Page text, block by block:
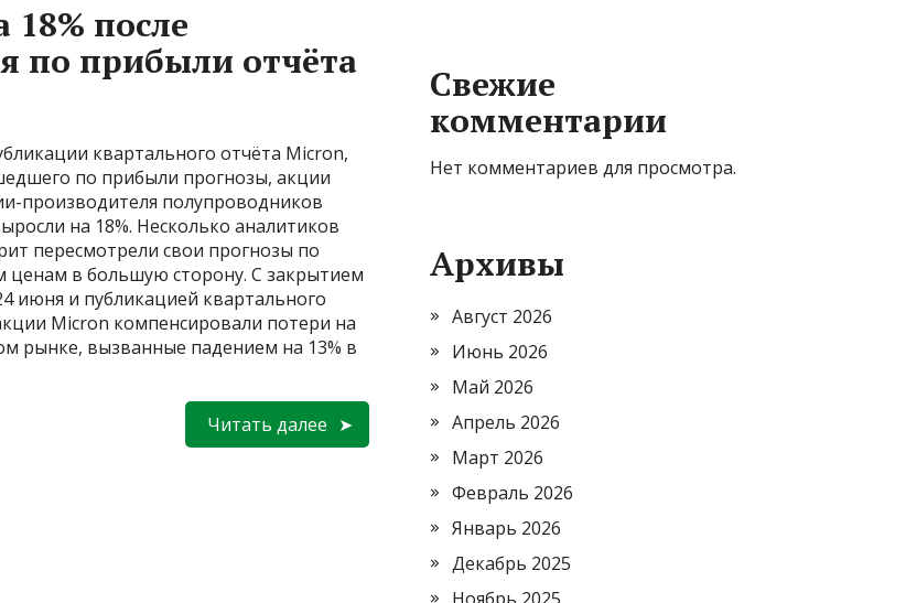
после
по прибыли отчёта
квартального отчёта Micron,
по прибыли прогнозы, акции
производителя полупроводников
на 18%. Несколько аналитиков
пересмотрели свои прогнозы по
ценам в большую сторону. С закрытием
июня и публикацией квартального
Micron компенсировали потери на
рынке, вызванные падением на 13% в
Читать далее
Свежие
комментарии
Нет комментариев для просмотра.
Архивы
Август 2026
Июнь 2026
Май 2026
Апрель 2026
Март 2026
Февраль 2026
Январь 2026
Декабрь 2025